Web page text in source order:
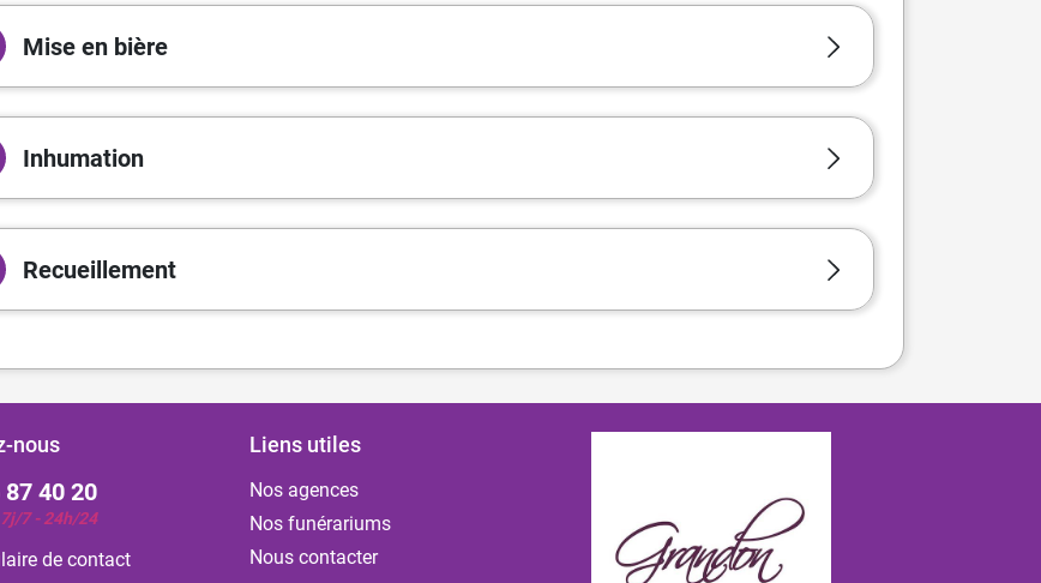
Mise en bière
Inhumation
Recueillement
nous
87 40 20
7j/7 - 24h/24
de contact
Liens utiles
Nos agences
Nos funérariums
Nous contacter